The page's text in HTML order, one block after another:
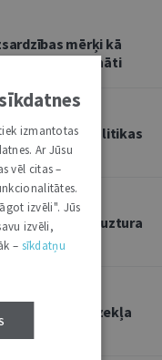
mērķi kā
tulkot paplašināti
tiesībpolitikas
ja uztura
piespiedu līdzekļa
izmantotas
Ar Jūsu
vēl citas –
izvēli". Jūs
izvēli,
– sīkdatņu